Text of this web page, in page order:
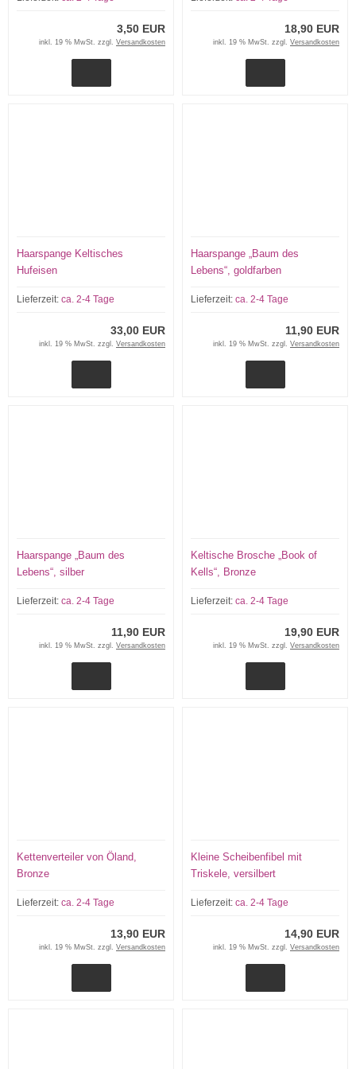
3,50 EUR
inkl. 19 % MwSt. zzgl. Versandkosten
18,90 EUR
inkl. 19 % MwSt. zzgl. Versandkosten
Haarspange Keltisches
Hufeisen
Lieferzeit: ca. 2-4 Tage
33,00 EUR
inkl. 19 % MwSt. zzgl. Versandkosten
Haarspange „Baum des
Lebens“, goldfarben
Lieferzeit: ca. 2-4 Tage
11,90 EUR
inkl. 19 % MwSt. zzgl. Versandkosten
Haarspange „Baum des
Lebens“, silber
Lieferzeit: ca. 2-4 Tage
11,90 EUR
inkl. 19 % MwSt. zzgl. Versandkosten
Keltische Brosche „Book of
Kells“, Bronze
Lieferzeit: ca. 2-4 Tage
19,90 EUR
inkl. 19 % MwSt. zzgl. Versandkosten
Kettenverteiler von Öland,
Bronze
Lieferzeit: ca. 2-4 Tage
13,90 EUR
inkl. 19 % MwSt. zzgl. Versandkosten
Kleine Scheibenfibel mit
Triskele, versilbert
Lieferzeit: ca. 2-4 Tage
14,90 EUR
inkl. 19 % MwSt. zzgl. Versandkosten